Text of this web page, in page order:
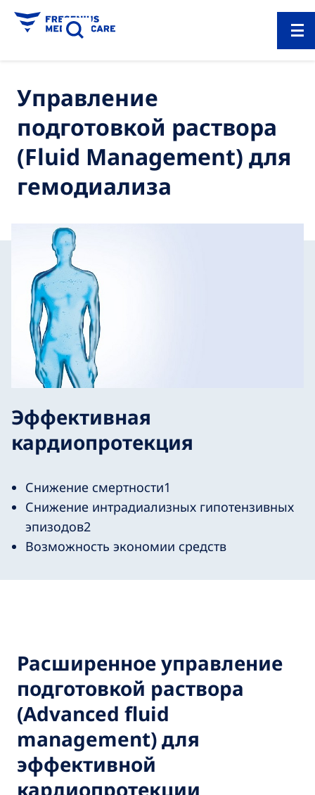
Управление
подготовкой раствора
(Fluid Management) для
гемодиализа
Эффективная
кардиопротекция
Снижение смертности1
Снижение интрадиализных гипотензивных
эпизодов2
Возможность экономии средств
Расширенное управление
подготовкой раствора
(Advanced fluid
management) для
эффективной
кардиопротекции